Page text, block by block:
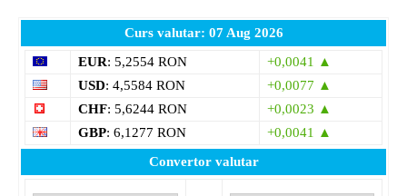
Curs valutar: 07 Aug 2026
EUR: 5,2554 RON
+0,0041 ▲
USD: 4,5584 RON
+0,0077 ▲
CHF: 5,6244 RON
+0,0023 ▲
GBP: 6,1277 RON
+0,0041 ▲
Convertor valutar